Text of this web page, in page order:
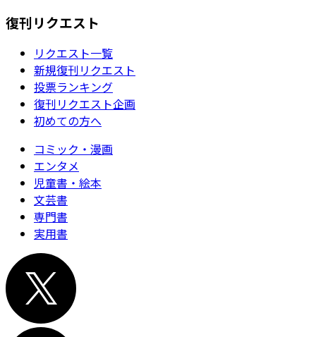
復刊リクエスト
リクエスト一覧
新規復刊リクエスト
投票ランキング
復刊リクエスト企画
初めての方へ
コミック・漫画
エンタメ
児童書・絵本
文芸書
専門書
実用書